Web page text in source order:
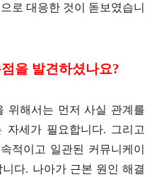
로 대응한 것이 돋보였습니
을 발견하셨나요?
위해서는 먼저 사실 관계를
자세가 필요합니다. 그리고
적이고 일관된 커뮤니케이
다. 나아가 근본 원인 해결